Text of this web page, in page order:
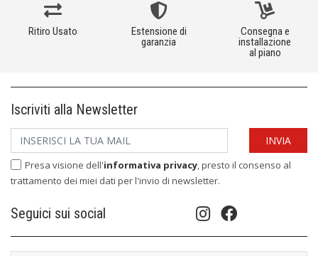
Ritiro Usato
Estensione di
garanzia
Consegna e
installazione
al piano
Iscriviti alla Newsletter
Presa visione dell'informativa privacy , presto il consenso al
trattamento dei miei dati per l'invio di newsletter.
Seguici sui social